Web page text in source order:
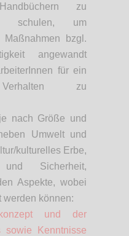
zu
schulen, um
bzgl.
angewandt
für ein
Verhalten zu
nach Größe und
Umwelt und
kulturelles Erbe,
Sicherheit,
Aspekte, wobei
werden können:
und der
sowie Kenntnisse